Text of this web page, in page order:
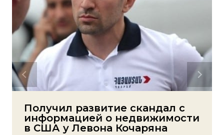
Получил развитие скандал с
информацией о недвижимости
в США у Левона Кочаряна